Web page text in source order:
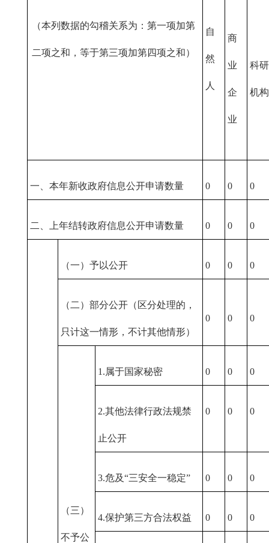
（本列数据的勾稽关系为：第一项加第
二项之和，等于第三项加第四项之和）
自
然
人
商
业
企
业
科研
机构
一、本年新收政府信息公开申请数量 0 0 0
二、上年结转政府信息公开申请数量 0 0 0
（一）予以公开 0 0 0
（二）部分公开（区分处理的，
只计这一情形，不计其他情形）
0 0 0
（三）
不予公
1.属于国家秘密 0 0 0
2.其他法律行政法规禁
止公开
0 0 0
3.危及“三安全一稳定” 0 0 0
4.保护第三方合法权益 0 0 0